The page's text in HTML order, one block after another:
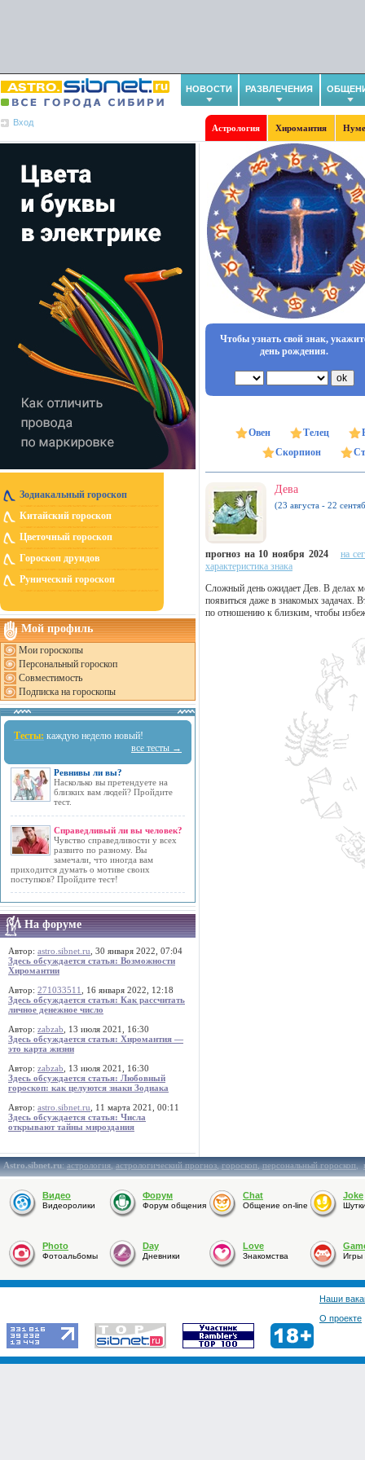
НОВОСТИ РАЗВЛЕЧЕНИЯ
Вход
Астрология Хиромантия
Зодиакальный гороскоп
Китайский гороскоп
Цветочный гороскоп
Гороскоп друидов
Рунический гороскоп
Мой профиль
Мои гороскопы
Персональный гороскоп
Совместимость
Подписка на гороскопы
Тесты: каждую неделю новый!
все тесты →
Ревнивы ли вы?
Насколько вы претендуете на
близких вам людей? Пройдите
тест.
Справедливый ли вы человек?
Чувство справедливости у всех
развито по разному. Вы
замечали, что иногда вам
приходится думать о мотиве своих
поступков? Пройдите тест!
На форуме
Автор: astro.sibnet.ru , 30 января 2022, 07:04
Здесь обсуждается статья: Возможности
Хиромантии
Автор: 271033511
, 16 января 2022, 12:18
Здесь обсуждается статья: Как рассчитать
личное денежное число
Автор: zabzab , 13 июля 2021, 16:30
Здесь обсуждается статья: Хиромантия —
это карта жизни
Автор: zabzab , 13 июля 2021, 16:30
Здесь обсуждается статья: Любовный
гороскоп: как целуются знаки Зодиака
Автор: astro.sibnet.ru , 11 марта 2021, 00:11
Здесь обсуждается статья: Числа
открывают тайны мироздания
Чтобы узнать свой знак,
день рождения.
Овен Телец
Скорпион
Дева
(23 августа - 22
прогноз на 10 ноября 2024
на
характеристика знака
Сложный день ожидает Дев. В делах
появиться даже в знакомых задачах.
по отношению к близким, чтобы
Astro.sibnet.ru:астрология,астрологический прогноз,гороскоп,персональный гороскоп,
Видео
Видеоролики
Форум
Форум общения
Chat
Общение on-line
Joke
Photo
Фотоальбомы
Day
Дневники
Love
Знакомства Игры
Наши
О проекте